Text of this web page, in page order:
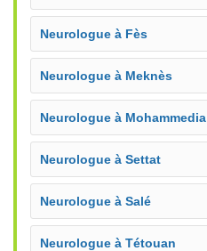
Neurologue à Fès
Neurologue à Meknès
Neurologue à Mohammedia
Neurologue à Settat
Neurologue à Salé
Neurologue à Tétouan